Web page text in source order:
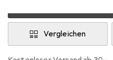
Vergleichen